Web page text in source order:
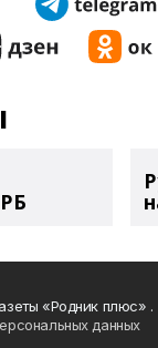
«Родник плюс» .
данных